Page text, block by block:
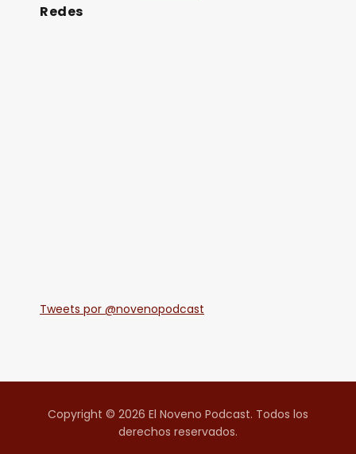
Redes
Tweets por @novenopodcast
Copyright © 2026 El Noveno Podcast. Todos los
derechos reservados.